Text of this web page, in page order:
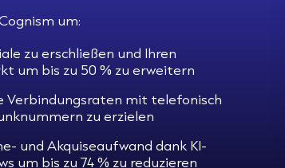
um:
zu erschließen und Ihren
um bis zu 50 % zu erweitern
Verbindungsraten mit telefonisch
zu erzielen
und Akquiseaufwand dank KI-
um bis zu 74 % zu reduzieren